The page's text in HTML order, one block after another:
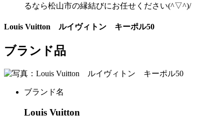
るなら松山市の縁結びにお任せください(^▽^)/
Louis Vuitton ルイヴィトン キーポル50
ブランド品
ブランド名
Louis Vuitton